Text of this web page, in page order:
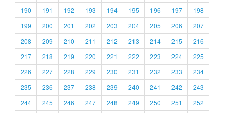
190
191 192 193 194 195 196 197
198
199
200 201 202 203 204 205 206
207
208
209 210 211 212 213 214 215
216
217
218 219 220 221 222 223 224
225
226
227 228 229 230 231 232 233
234
235
236 237 238 239 240 241 242
243
244
245 246 247 248 249 250 251 252